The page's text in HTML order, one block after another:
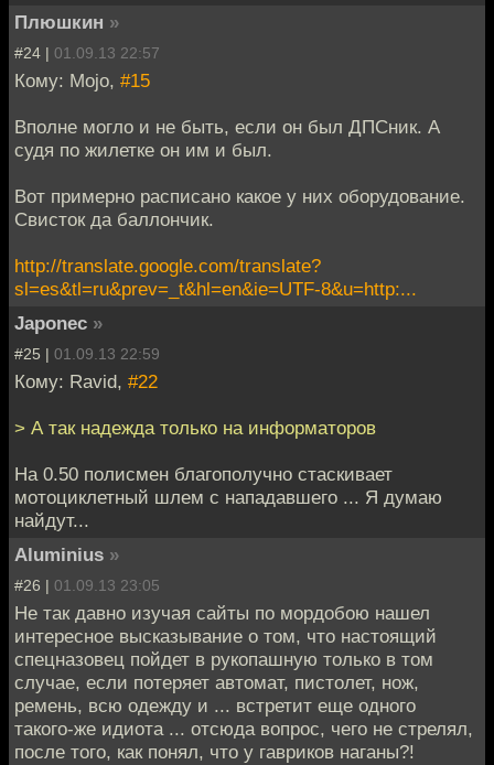
Плюшкин »
#24 | 01.09.13 22:57
Кому: Mojo, #15
Вполне могло и не быть, если он был ДПСник. А
судя по жилетке он им и был.
Вот примерно расписано какое у них оборудование.
Свисток да баллончик.
http://translate.google.com/translate?
sl=es&tl=ru&prev=_t&hl=en&ie=UTF-8&u=http:...
Japonec »
#25 | 01.09.13 22:59
Кому: Ravid, #22
> А так надежда только на информаторов
На 0.50 полисмен благополучно стаскивает
мотоциклетный шлем с нападавшего ... Я думаю
найдут...
Aluminius »
#26 | 01.09.13 23:05
Не так давно изучая сайты по мордобою нашел
интересное высказывание о том, что настоящий
спецназовец пойдет в рукопашную только в том
случае, если потеряет автомат, пистолет, нож,
ремень, всю одежду и ... встретит еще одного
такого-же идиота ... отсюда вопрос, чего не стрелял,
после того, как понял, что у гавриков наганы?!